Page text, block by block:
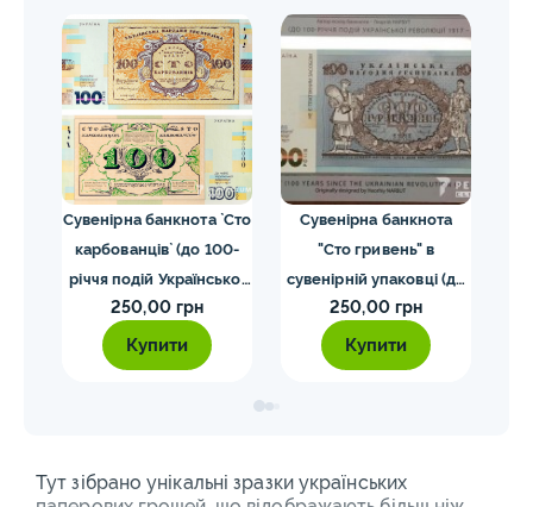
Сувенірна банкнота `Сто
карбованців` (до 100-
річчя подій Української
революції 1917 – 1921
років)
250,00 грн
Купити
Сувенірна банкнота
"Сто гривень" в
сувенірній упаковці (до
100-річчя подій
Української революції
1917 - 1921 років)
250,00 грн
Купити
Тут зібрано унікальні зразки українських